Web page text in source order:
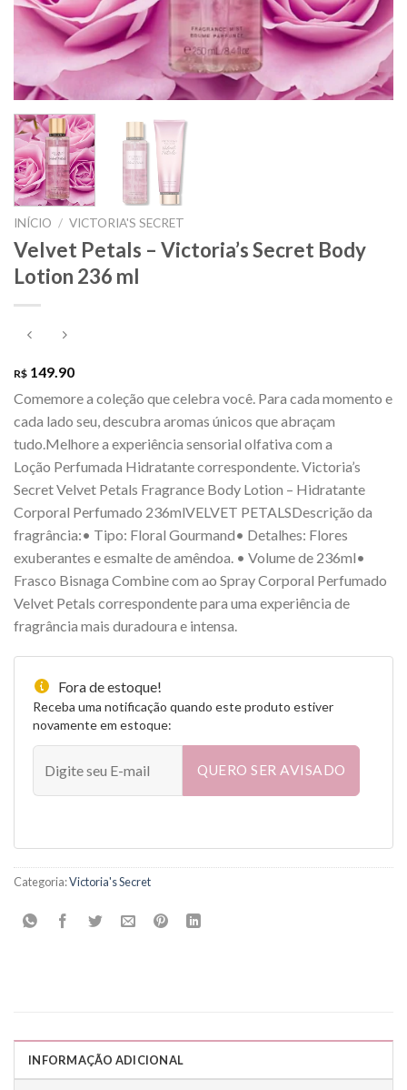
INÍCIO / VICTORIA'S SECRET
Velvet Petals – Victoria’s Secret Body
Lotion 236 ml
R$ 149.90
Comemore a coleção que celebra você. Para cada momento e
cada lado seu, descubra aromas únicos que abraçam
tudo.Melhore a experiência sensorial olfativa com a
Loção Perfumada Hidratante correspondente. Victoria’s
Secret Velvet Petals Fragrance Body Lotion – Hidratante
Corporal Perfumado 236mlVELVET PETALSDescrição da
fragrância:• Tipo: Floral Gourmand• Detalhes: Flores
exuberantes e esmalte de amêndoa. • Volume de 236ml•
Frasco Bisnaga Combine com ao Spray Corporal Perfumado
Velvet Petals correspondente para uma experiência de
fragrância mais duradoura e intensa.
Fora de estoque!
Receba uma notificação quando este produto estiver
novamente em estoque:
QUERO SER AVISADO
Categoria:Victoria's Secret
INFORMAÇÃO ADICIONAL